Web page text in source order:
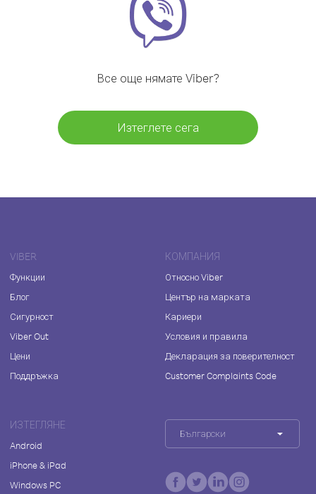
Все още нямате Viber?
Изтеглете сега
VIBER
Функции
Блог
Сигурност
Viber Out
Цени
Поддръжка
КОМПАНИЯ
Относно Viber
Център на марката
Кариери
Условия и правила
Декларация за поверителност
Customer Complaints Code
ИЗТЕГЛЯНЕ
Android
iPhone & iPad
Windows PC
Български